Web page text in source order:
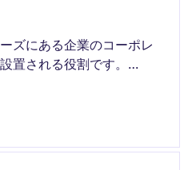
ズにある企業のコーポレ
置される役割です。
営業やCSなど事業部門と
る役割が期待されていま